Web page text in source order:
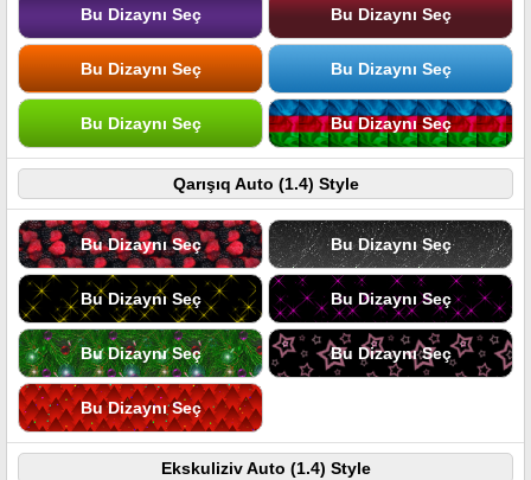
Bu Dizaynı Seç Bu Dizaynı Seç
Bu Dizaynı Seç Bu Dizaynı Seç
Bu Dizaynı Seç Bu Dizaynı Seç
Qarışıq Auto (1.4) Style
Bu Dizaynı Seç Bu Dizaynı Seç
Bu Dizaynı Seç Bu Dizaynı Seç
Bu Dizaynı Seç Bu Dizaynı Seç
Bu Dizaynı Seç
Ekskuliziv Auto (1.4) Style